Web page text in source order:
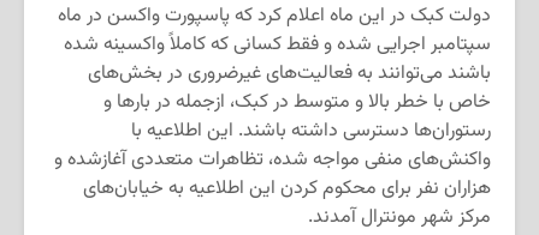
دولت کبک در این ماه اعلام کرد که پاسپورت واکسن در ماه
سپتامبر اجرایی شده و فقط کسانی که کاملاً واکسینه شده
باشند می‌توانند به فعالیت‌های غیرضروری در بخش‌های
خاص با خطر بالا و متوسط ​​در کبک، ازجمله در بارها و
رستوران‌ها دسترسی داشته باشند. این اطلاعیه با
واکنش‌های منفی مواجه شده، تظاهرات متعددی آغازشده و
هزاران نفر برای محکوم کردن این اطلاعیه به خیابان‌های
مرکز شهر مونترال آمدند.